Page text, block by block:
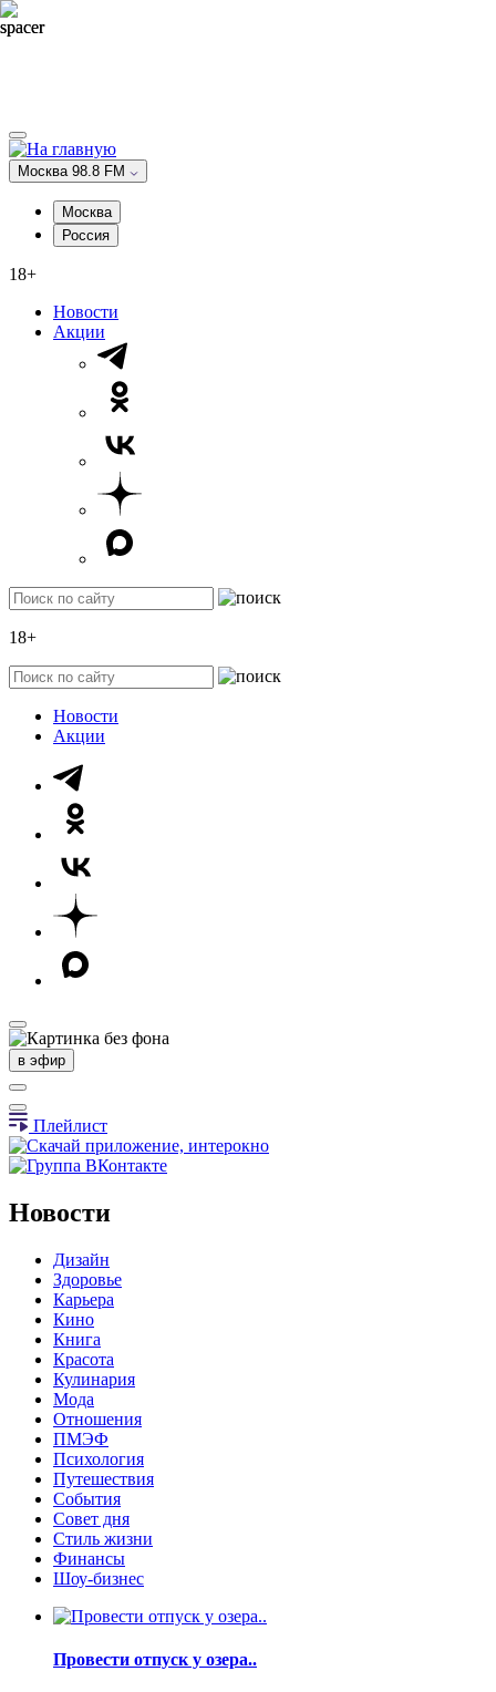
Москва 98.8 FM
Москва
Россия
18+
Новости
Акции
18+
Новости
Акции
в эфир
Плейлист
Новости
Дизайн
Здоровье
Карьера
Кино
Книга
Красота
Кулинария
Мода
Отношения
ПМЭФ
Психология
Путешествия
События
Совет дня
Стиль жизни
Финансы
Шоу-бизнес
Провести отпуск у озера..